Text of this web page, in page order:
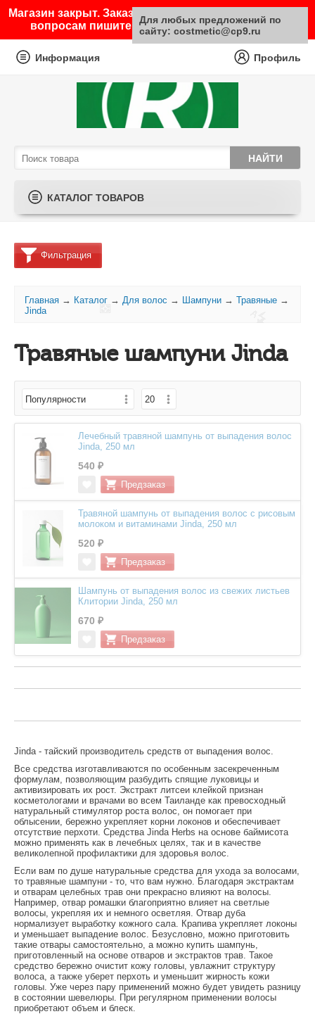
Магазин закрыт. Заказы не принимаются. По любым
вопросам пишите на почту sale@costmetic.ru
Информация Профиль
КАТАЛОГ ТОВАРОВ
Фильтрация
Главная → Каталог → Для волос → Шампуни → Травяные →
Jinda
Травяные шампуни Jinda
Лечебный травяной шампунь от выпадения волос
Jinda, 250 мл
540 ₽
Травяной шампунь от выпадения волос с рисовым
молоком и витаминами Jinda, 250 мл
520 ₽
Шампунь от выпадения волос из свежих листьев
Клитории Jinda, 250 мл
670 ₽
Jinda - тайский производитель средств от выпадения волос.
Все средства изготавливаются по особенным засекреченным
формулам, позволяющим разбудить спящие луковицы и
активизировать их рост. Экстракт литсеи клейкой признан
косметологами и врачами во всем Таиланде как превосходный
натуральный стимулятор роста волос, он помогает при
облысении, бережно укрепляет корни локонов и обеспечивает
отсутствие перхоти. Средства Jinda Herbs на основе баймисота
можно применять как в лечебных целях, так и в качестве
великолепной профилактики для здоровья волос.
Если вам по душе натуральные средства для ухода за волосами,
то травяные шампуни - то, что вам нужно. Благодаря экстрактам
и отварам целебных трав они прекрасно влияют на волосы.
Например, отвар ромашки благоприятно влияет на светлые
волосы, укрепляя их и немного осветляя. Отвар дуба
нормализует выработку кожного сала. Крапива укрепляет локоны
и уменьшает выпадение волос. Безусловно, можно приготовить
такие отвары самостоятельно, а можно купить шампунь,
приготовленный на основе отваров и экстрактов трав. Такое
средство бережно очистит кожу головы, увлажнит структуру
волоса, а также уберет перхоть и уменьшит жирность кожи
головы. Уже через пару применений можно будет увидеть разницу
в состоянии шевелюры. При регулярном применении волосы
приобретают объем и блеск.
Для любых предложений по
сайту: costmetic@cp9.ru